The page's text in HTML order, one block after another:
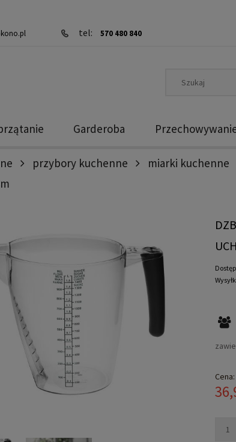
tel: 570 480 840
Garderoba
przybory kuchenne
miarki kuchenne
Cena: